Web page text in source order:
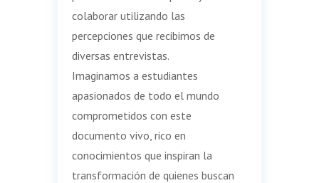
colaborar utilizando las
percepciones que recibimos de
diversas entrevistas.
Imaginamos a estudiantes
apasionados de todo el mundo
comprometidos con este
documento vivo, rico en
conocimientos que inspiran la
transformación de quienes buscan